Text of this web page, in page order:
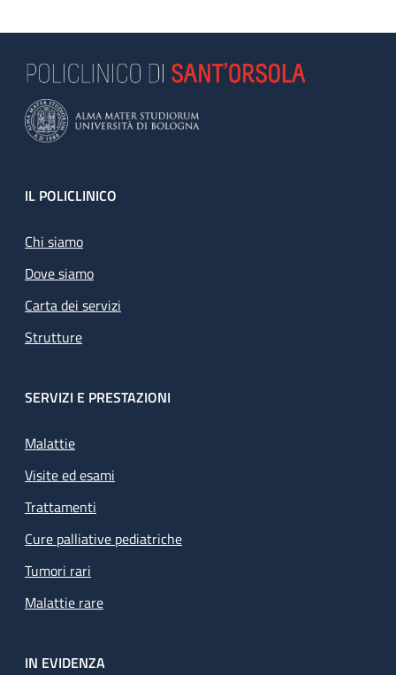
Footer
IL POLICLINICO
Chi siamo
Dove siamo
Carta dei servizi
Strutture
SERVIZI E PRESTAZIONI
Malattie
Visite ed esami
Trattamenti
Cure palliative pediatriche
Tumori rari
Malattie rare
IN EVIDENZA